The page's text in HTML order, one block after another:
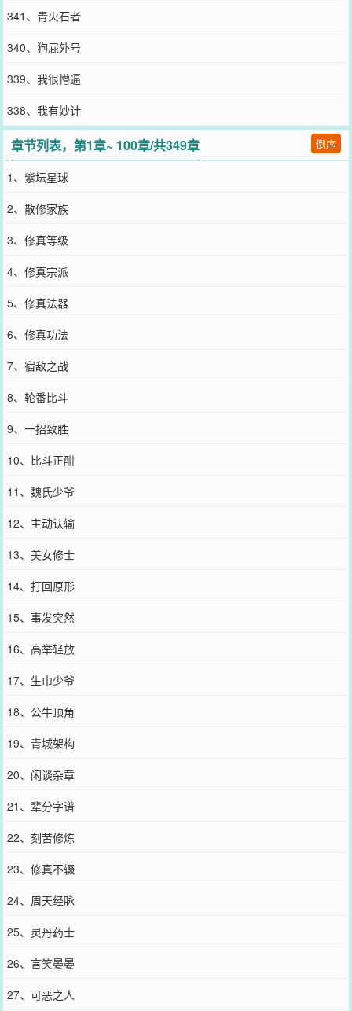
341、青火石者
340、狗屁外号
339、我很懵逼
338、我有妙计
章节列表，第1章~ 100章/共349章 倒序
1、紫坛星球
2、散修家族
3、修真等级
4、修真宗派
5、修真法器
6、修真功法
7、宿敌之战
8、轮番比斗
9、一招致胜
10、比斗正酣
11、魏氏少爷
12、主动认输
13、美女修士
14、打回原形
15、事发突然
16、高举轻放
17、生巾少爷
18、公牛顶角
19、青城架构
20、闲谈杂章
21、辈分字谱
22、刻苦修炼
23、修真不辍
24、周天经脉
25、灵丹药士
26、言笑晏晏
27、可恶之人